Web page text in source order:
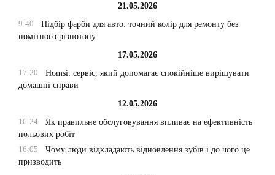
21.05.2026
9:40
Підбір фарби для авто: точний колір для ремонту без
помітного різнотону
17.05.2026
17:20
Homsi: сервіс, який допомагає спокійніше вирішувати
домашні справи
12.05.2026
16:24
Як правильне обслуговування впливає на ефективність
польових робіт
16:05
Чому люди відкладають відновлення зубів і до чого це
призводить